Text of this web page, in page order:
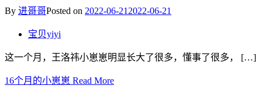
By 进哥哥Posted on 2022-06-21 2022-06-21
宝贝yiyi
这一个月，王洛祎小崽崽明显长大了很多，懂事了很多， […]
16个月的小崽崽 Read More